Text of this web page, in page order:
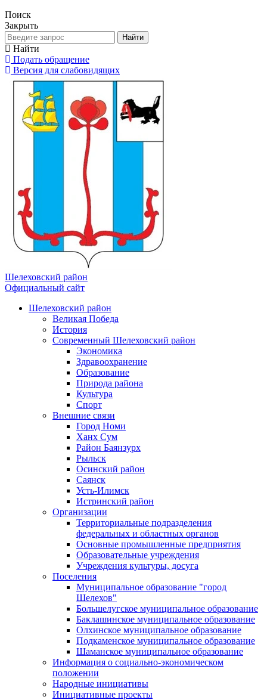
Поиск
Закрыть
Найти
Найти
Подать обращение
Версия для слабовидящих
Шелеховский район
Официальный сайт
Шелеховский район
Великая Победа
История
Современный Шелеховский район
Экономика
Здравоохранение
Образование
Природа района
Культура
Спорт
Внешние связи
Город Номи
Ханх Сум
Район Баянзурх
Рыльск
Осинский район
Саянск
Усть-Илимск
Истринский район
Организации
Территориальные подразделения
федеральных и областных органов
Основные промышленные предприятия
Образовательные учреждения
Учреждения культуры, досуга
Поселения
Муниципальное образование "город
Шелехов"
Большелугское муниципальное образование
Баклашинское муниципальное образование
Олхинское муниципальное образование
Подкаменское муниципальное образование
Шаманское муниципальное образование
Информация о социально-экономическом
положении
Народные инициативы
Инициативные проекты